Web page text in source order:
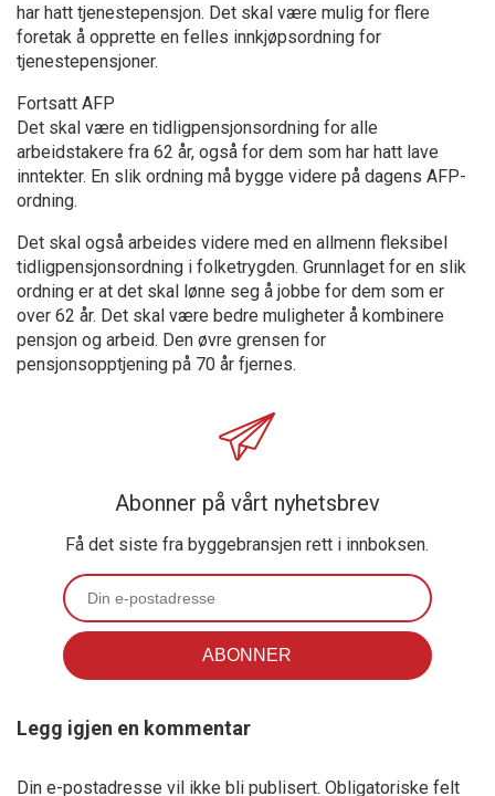
har hatt tjenestepensjon. Det skal være mulig for flere
foretak å opprette en felles innkjøpsordning for
tjenestepensjoner.
Fortsatt AFP
Det skal være en tidligpensjonsordning for alle
arbeidstakere fra 62 år, også for dem som har hatt lave
inntekter. En slik ordning må bygge videre på dagens AFP-
ordning.
Det skal også arbeides videre med en allmenn fleksibel
tidligpensjonsordning i folketrygden. Grunnlaget for en slik
ordning er at det skal lønne seg å jobbe for dem som er
over 62 år. Det skal være bedre muligheter å kombinere
pensjon og arbeid. Den øvre grensen for
pensjonsopptjening på 70 år fjernes.
Abonner på vårt nyhetsbrev
Få det siste fra byggebransjen rett i innboksen.
Legg igjen en kommentar
Din e-postadresse vil ikke bli publisert. Obligatoriske felt